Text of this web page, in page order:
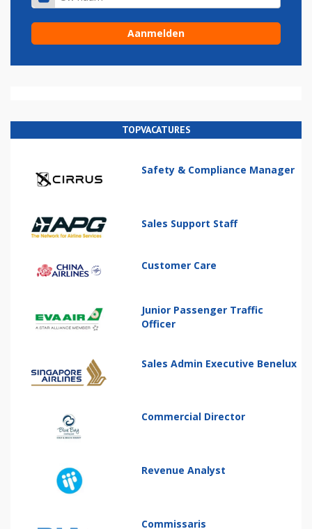
TOPVACATURES
Safety & Compliance Manager
Sales Support Staff
Customer Care
Junior Passenger Traffic
Officer
Sales Admin Executive Benelux
Commercial Director
Revenue Analyst
Commissaris